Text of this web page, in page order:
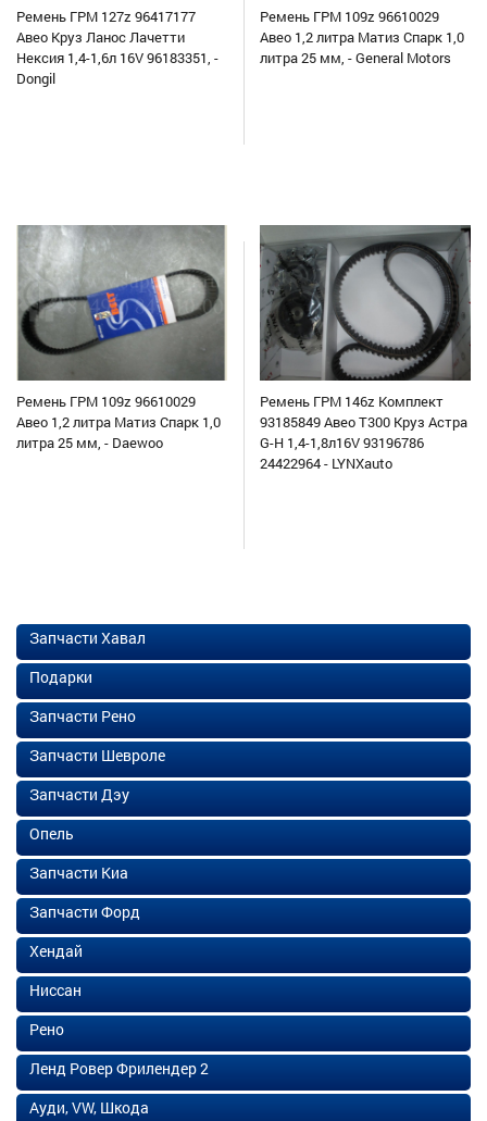
Ремень ГРМ 127z 96417177
Авео Круз Ланос Лачетти
Нексия 1,4-1,6л 16V 96183351, -
Dongil
Ремень ГРМ 109z 96610029
Авео 1,2 литра Матиз Спарк 1,0
литра 25 мм, - General Motors
Ремень ГРМ 109z 96610029
Авео 1,2 литра Матиз Спарк 1,0
литра 25 мм, - Daewoo
Ремень ГРМ 146z Комплект
93185849 Авео Т300 Круз Астра
G-H 1,4-1,8л16V 93196786
24422964 - LYNXauto
Запчасти Хавал
Подарки
Запчасти Рено
Запчасти Шевроле
Запчасти Дэу
Опель
Запчасти Киа
Запчасти Форд
Хендай
Ниссан
Рено
Ленд Ровер Фрилендер 2
Ауди, VW, Шкода